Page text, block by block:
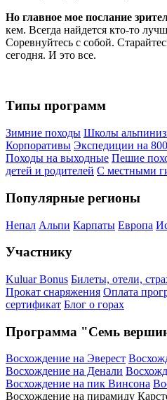
Но главное мое послание
кем. Всегда найдется кто-то
Соревнуйтесь с собой.
сегодня. И это все.
Типы программ
Зимние походы Школы
Корпоративы Экспедиции на
Походы на выходные Пешие
детей и родителей С местными
Популярные регионы
Непал Альпи Карпаты Европа
Участнику
Kuluar Bonus Билеты, отели,
Прокат снаряжения Оплата
сертификат Блог о горах
Программа "Семь
Восхождение на Эверест
Восхождение на Денали
Восхождение на пик Винсона
Восхождение на пирамиду